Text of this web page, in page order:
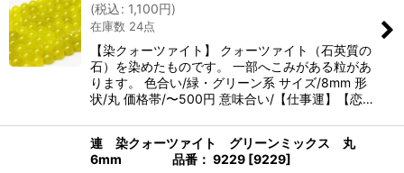
(税込: 1,100円)
在庫数 24点
【染クォーツァイト】 クォーツァイト（石英質の
石）を染めたものです。 一部へこみがある粒があ
ります。 色合い/緑・グリーン系 サイズ/8mm 形
状/丸 価格帯/〜500円 意味合い/【仕事運】【恋…
連 染クォーツァイト グリーンミックス 丸
6mm 品番： 9229 [9229]